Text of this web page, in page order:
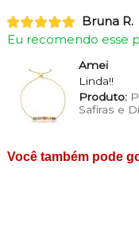
Bruna R.
Eu recomendo esse
Amei
Linda!!
Produto:
Safiras e
Você também pode